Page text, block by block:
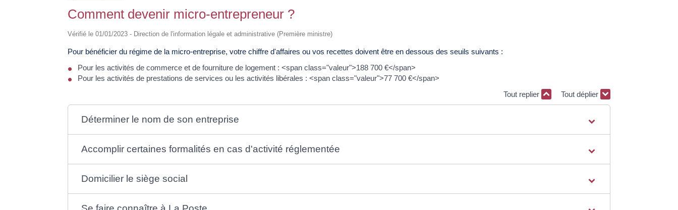
Comment devenir micro-entrepreneur ?
Vérifié le 01/01/2023 - Direction de l'information légale et administrative (Première ministre)
Pour bénéficier du régime de la micro-entreprise, votre chiffre d'affaires ou vos recettes doivent être en dessous des seuils suivants :
Pour les activités de commerce et de fourniture de logement : <span class="valeur">188 700 €</span>
Pour les activités de prestations de services ou les activités libérales : <span class="valeur">77 700 €</span>
Tout replier
Tout déplier
Déterminer le nom de son entreprise
Accomplir certaines formalités en cas d'activité réglementée
Domicilier le siège social